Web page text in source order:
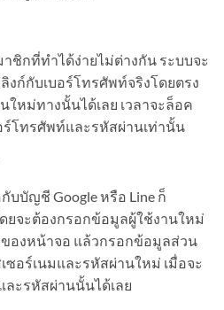
ชิกที่ทำได้ง่ายไม่ต่างกัน ระบบจะ
ก์กับเบอร์โทรศัพท์จริงโดยตรง
ใหม่ทางนั้นได้เลย เวลาจะล็อค
ร์โทรศัพท์และรหัสผ่านเท่านั้น
บัญชี Google หรือ Line ก็
ยจะต้องกรอกข้อมูลผู้ใช้งานใหม่
องหน้าจอ แล้วกรอกข้อมูลส่วน
อร์เนมและรหัสผ่านใหม่ เมื่อจะ
ะรหัสผ่านนั้นได้เลย